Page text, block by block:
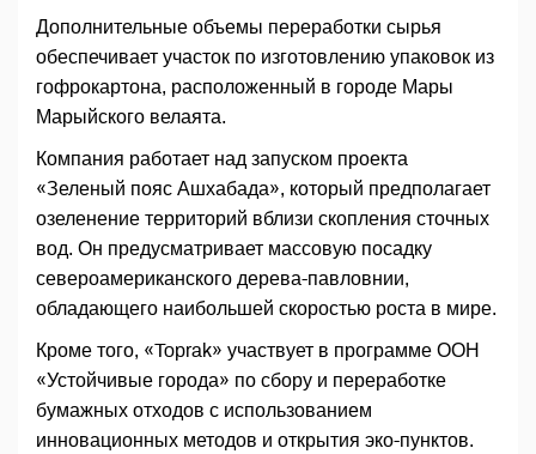
Дополнительные объемы переработки сырья
обеспечивает участок по изготовлению упаковок из
гофрокартона, расположенный в городе Мары
Марыйского велаята.
Компания работает над запуском проекта
«Зеленый пояс Ашхабада», который предполагает
озеленение территорий вблизи скопления сточных
вод. Он предусматривает массовую посадку
североамериканского дерева-павловнии,
обладающего наибольшей скоростью роста в мире.
Кроме того, «Toprak» участвует в программе ООН
«Устойчивые города» по сбору и переработке
бумажных отходов с использованием
инновационных методов и открытия эко-пунктов.